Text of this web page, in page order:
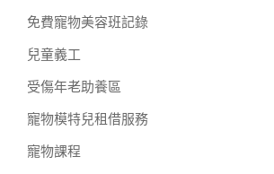
免費寵物美容班記錄
兒童義工
受傷年老助養區
寵物模特兒租借服務
寵物課程